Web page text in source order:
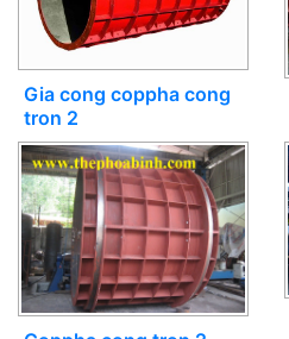
Gia cong coppha cong
tron 2